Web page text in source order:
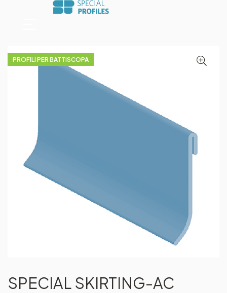
SPECIAL SKIRTING-AC
PROFILI PER BATTISCOPA